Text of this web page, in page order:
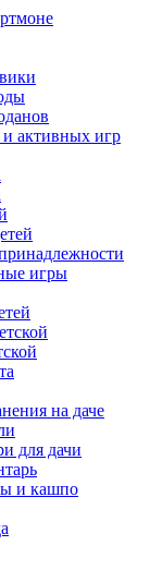
и активных игр
игры
на даче
для дачи
и кашпо